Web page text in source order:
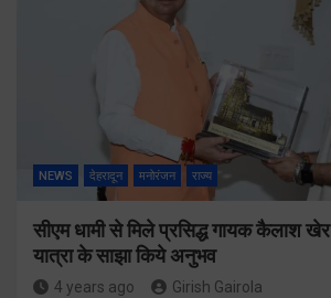
NEWS देहरादून मनोरंजन राज्य
सीएम धामी से मिले प्रसिद्ध गायक कैलाश
यात्रा के साझा किये अनुभव
4 years ago Girish Gairola